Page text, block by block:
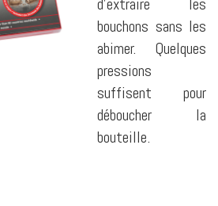
bouchons sans les
abimer. Quelques
pressions
suffisent pour
déboucher la
bouteille.